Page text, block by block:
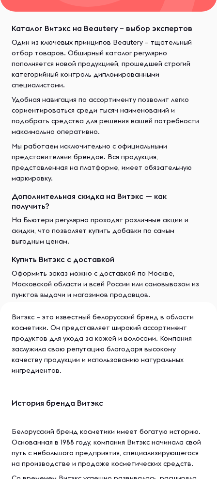
Каталог Витэкс на Beautery – выбор экспертов
Один из ключевых принципов Beautery – тщательный
отбор товаров. Обширный каталог регулярно
пополняется новой продукцией, прошедшей строгий
категорийный контроль дипломированными
специалистами.
Удобная навигация по ассортименту позволит легко
сориентироваться среди тысяч наименований и
подобрать средства для решения вашей потребности
максимально оперативно.
Мы работаем исключительно с официальными
представителями брендов. Вся продукция,
представленная на платформе, имеет обязательную
маркировку.
Дополнительная скидка на Витэкс — как
получить?
На Бьютери регулярно проходят различные акции и
скидки, что позволяет купить добавки по самым
выгодным ценам.
Купить Витэкс с доставкой
Оформить заказ можно с доставкой по Москве,
Московской области и всей России или самовывозом из
пунктов выдачи и магазинов продавцов.
Витэкс – это известный белорусский бренд в области
косметики. Он представляет широкий ассортимент
продуктов для ухода за кожей и волосами. Компания
заслужила свою репутацию благодаря высокому
качеству продукции и использованию натуральных
ингредиентов.
История бренда Витэкс
Белорусский бренд косметики имеет богатую историю.
Основанная в 1988 году, компания Витэкс начинала свой
путь с небольшого предприятия, специализирующегося
на производстве и продаже косметических средств.